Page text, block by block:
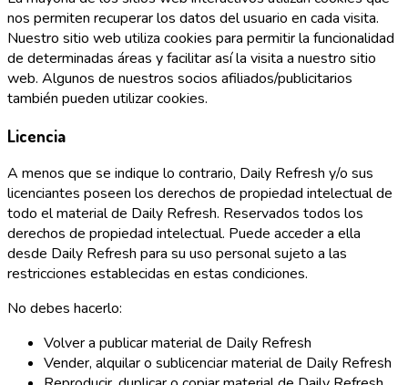
nos permiten recuperar los datos del usuario en cada visita.
Nuestro sitio web utiliza cookies para permitir la funcionalidad
de determinadas áreas y facilitar así la visita a nuestro sitio
web. Algunos de nuestros socios afiliados/publicitarios
también pueden utilizar cookies.
Licencia
A menos que se indique lo contrario, Daily Refresh y/o sus
licenciantes poseen los derechos de propiedad intelectual de
todo el material de Daily Refresh. Reservados todos los
derechos de propiedad intelectual. Puede acceder a ella
desde Daily Refresh para su uso personal sujeto a las
restricciones establecidas en estas condiciones.
No debes hacerlo:
Volver a publicar material de Daily Refresh
Vender, alquilar o sublicenciar material de Daily Refresh